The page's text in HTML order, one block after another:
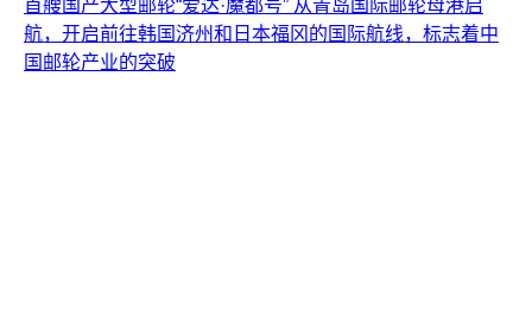
首艘国产大型邮轮“爱达·魔都号” 从青岛国际邮轮母港启
航，开启前往韩国济州和日本福冈的国际航线，标志着中
国邮轮产业的突破